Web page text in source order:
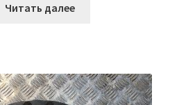
Читать далее